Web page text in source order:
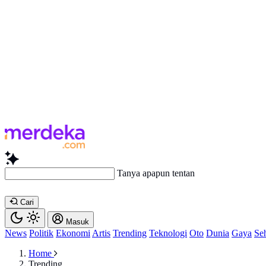
Tanya apapun tentang artikel i
Cari
Masuk
News Politik Ekonomi Artis Trending Teknologi Oto Dunia Gaya
Home
Trending